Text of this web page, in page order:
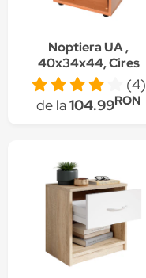
Noptiera UA ,
40x34x44, Cires
(4)
de la104.99RON